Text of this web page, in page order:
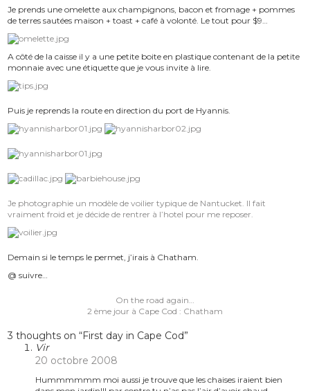
Je prends une omelette aux champignons, bacon et fromage + pommes
de terres sautées maison + toast + café à volonté. Le tout pour $9…
A côté de la caisse il y a une petite boite en plastique contenant de la petite
monnaie avec une étiquette que je vous invite à lire.
Puis je reprends la route en direction du port de Hyannis.
Je photographie un modèle de voilier typique de Nantucket. Il fait
vraiment froid et je décide de rentrer à l’hotel pour me reposer.
Demain si le temps le permet, j’irais à Chatham.
@ suivre…
Navigation
de
l’article
On the road again…
2 ème jour à Cape Cod : Chatham
3 thoughts on “First day in Cape Cod”
Vir
20 octobre 2008
Hummmmmm moi aussi je trouve que les chaises iraient bien